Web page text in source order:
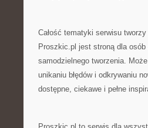
Całość tematyki serwisu
Proszkic.pl jest stroną dla
samodzielnego tworzenia.
unikaniu błędów i odkrywaniu
dostępne, ciekawe i pełne